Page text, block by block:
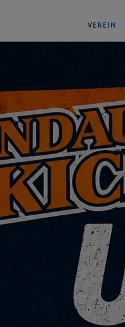
VEREIN